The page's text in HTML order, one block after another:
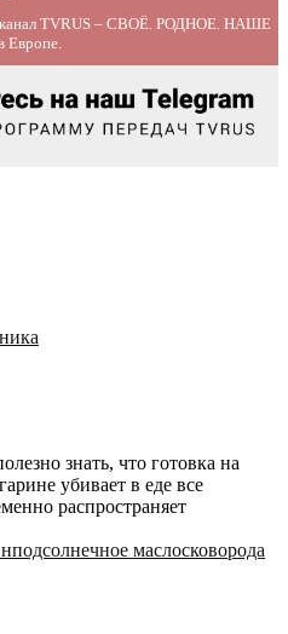
TVRUS – СВОЁ. РОДНОЕ. НАШЕ
Европе.
знать, что готовка на
убивает в еде все
распространяет
подсолнечное маслосковорода